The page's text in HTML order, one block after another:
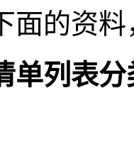
面的资
列表分